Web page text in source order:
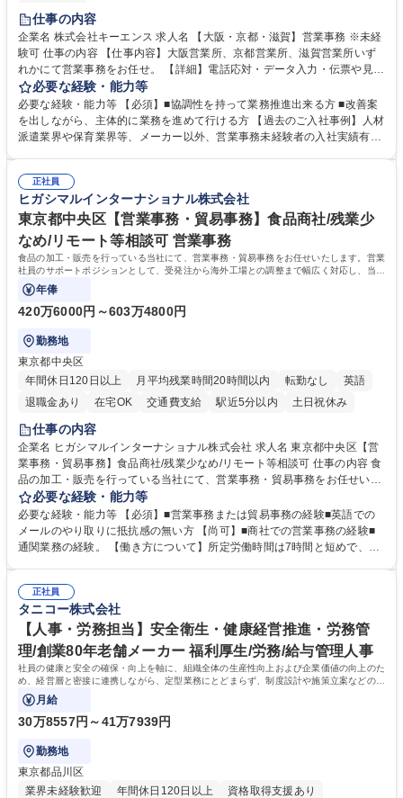
土日祝休み
仕事の内容
企業名 株式会社キーエンス 求人名 【大阪・京都・滋賀】営業事務 ※未経
験可 仕事の内容 【仕事内容】大阪営業所、京都営業所、滋賀営業所いず
れかにて営業事務をお任せ。 【詳細】電話応対・データ入力・伝票や見積
の作成・カタログ送付・来客対応・営業所内で発生する事務業務や業務改
善をお任せ。 【教育制度】ご入社後、育成担当とペアになりながらOJTに
て業務を覚えていただくことが可能です。業務システムがきちんと構築さ
れているため、スムーズに仕事に慣れることができる環境です。また、
募集職種 【大阪・京都・滋賀】営業事務 ※未経験可
必要な経験・能力等
必要な経験・能力等 【必須】■協調性を持って業務推進出来る方 ■改善案
を出しながら、主体的に業務を進めて行ける方 【過去のご入社事例】人材
派遣業界や保育業界等、メーカー以外、営業事務未経験者の入社実績有
えて、お客様や社員の状況に合わせ、能動的なサポート、改善の動きも期
待され。組織を支えるスペシャリストとして、チームに貢献し、結果的に
社員から頼られる存在になることができます。平均19:30の退勤以降の業
務の持ち帰りも禁止されており、メリハリのある働き方となります。 学
歴・資格 学歴：大学院 大学 高専 短大 語学力： 資格：
正社員
ヒガシマルインターナショナル株式会社
東京都中央区【営業事務・貿易事務】食品商社/残業少
なめ/リモート等相談可 営業事務
食品の加工・販売を行っている当社にて、営業事務・貿易事務をお任せいたします。営業
社員のサポートポジションとして、受発注から海外工場との調整まで幅広く対応し、当社
事業の根幹を支えていただきます。
年俸
420万6000円～603万4800円
勤務地
東京都中央区
年間休日120日以上
月平均残業時間20時間以内 転勤なし
英語
退職金あり
在宅OK 交通費支給 駅近5分以内 土日祝休み
仕事の内容
企業名 ヒガシマルインターナショナル株式会社 求人名 東京都中央区【営
業事務・貿易事務】食品商社/残業少なめ/リモート等相談可 仕事の内容 食
品の加工・販売を行っている当社にて、営業事務・貿易事務をお任せいた
します。営業社員のサポートポジションとして、受発注から海外工場との
調整まで幅広く対応し、当社事業の根幹を支えていただきます。 ■受発注
業務、請求書発行 ■海外工場とのスケジュール調整 ■在庫管理 ■輸入書類
の確認・作成 ■配送手配 ■通関業者を通して行う輸出入業全般 ■倉庫との
ルプロデュースしているため、商品に関わる全ての業務をサポート頂きま
す。 募集職種 東京都中央区【営業事務・貿易事務】食品商社/残業少なめ/
リモート等相談可
必要な経験・能力等
必要な経験・能力等 【必須】■営業事務または貿易事務の経験■英語での
メールのやり取りに抵抗感の無い方 【尚可】■商社での営業事務の経験■
通関業務の経験。 【働き方について】所定労働時間は7時間と短めで、残
の強み】1991年の設立以来、外食産業を中心としたお客様の多様なニー
ズに沿った冷凍水産物等の生産・輸入・販売を一貫して手掛けています。
自社工場と海外拠点の強固な連携によるワンストップサービスが最大の強
みです。 学歴・資格 学歴：大学院 大学 語学力：英語 資格：
正社員
タニコー株式会社
【人事・労務担当】安全衛生・健康経営推進・労務管
理/創業80年老舗メーカー 福利厚生/労務/給与管理人事
社員の健康と安全の確保・向上を軸に、組織全体の生産性向上および企業価値の向上のた
め、経営層と密接に連携しながら、定型業務にとどまらず、制度設計や施策立案などの上
流工程から関与していただきます。
月給
30万8557円～41万7939円
勤務地
東京都品川区
業界未経験歓迎
年間休日120日以上
資格取得支援あり